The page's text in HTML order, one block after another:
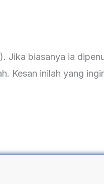
Jika biasanya ia
Kesan inilah yang